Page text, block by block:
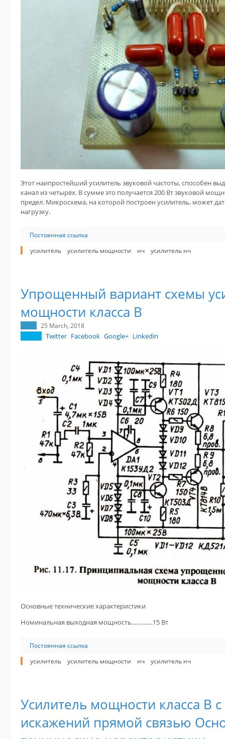
Этот наипростейший усилитель звуковой частоты, способен
канал из четырёх. В сумме это получается 200 Вт звуковой
предел. Микросхема, на которой построен усилитель, может
нагрузку.
Постоянная ссылка
усилитель
усилитель мощности нч усилитель нч
Упрощенный вариант схемы
мощности класса В
25 March, 2018
Twitter Facebook Google+ Linkedin
Основные технические характеристики
Номинальная выходная мощность..............15 Вт
Постоянная ссылка
усилитель
усилитель мощности нч усилитель нч
Усилитель мощности класса В
искажений прямой связью